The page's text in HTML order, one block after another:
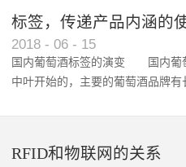
标签，传递产品内涵的
2018 - 06 - 15
国内葡萄酒标签的演变 国内葡
中叶开始的，主要的葡萄酒品牌有
RFID和物联网的关系